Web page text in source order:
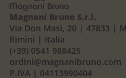
Magnani Bruno S.r.l.
Via Don Masi, 20 | 47833 |
Rimini | Italia
(+39) 0541 988425
ordini@magnanibruno.com
P.IVA | 04113990404